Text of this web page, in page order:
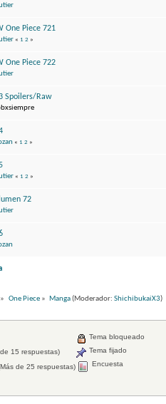
One Piece 721
« 1 2»
One Piece 722
Spoilers/Raw
« 1 2»
« 1 2»
72
» One Piece» Manga(Moderador:ShichibukaiX3)
15 respuestas)
de 25 respuestas)
Tema bloqueado
Tema fijado
Encuesta